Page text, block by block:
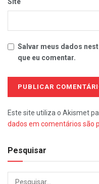
Salvar meus dados
que eu comentar.
Este site utiliza o Akismet
dados em comentários são
Pesquisar